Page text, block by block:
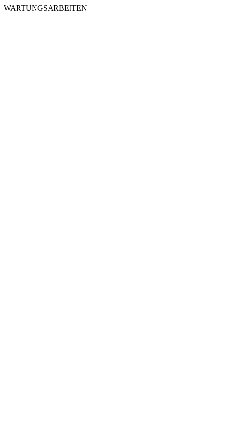
WARTUNGSARBEITEN